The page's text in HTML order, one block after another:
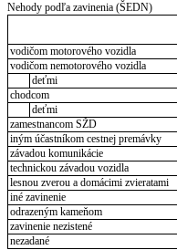
Nehody podľa zavinenia (ŠEDN)
vodičom motorového vozidla
vodičom nemotorového vozidla
deťmi
chodcom
deťmi
zamestnancom SŽD
iným účastníkom cestnej premávky
závadou komunikácie
technickou závadou vozidla
lesnou zverou a domácimi zvieratami
iné zavinenie
odrazeným kameňom
zavinenie nezistené
nezadané